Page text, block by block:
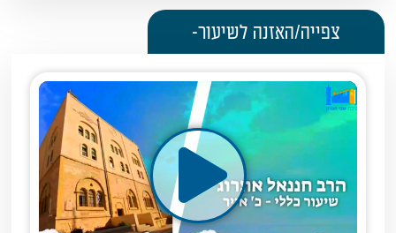
צפייה/האזנה לשיעור-